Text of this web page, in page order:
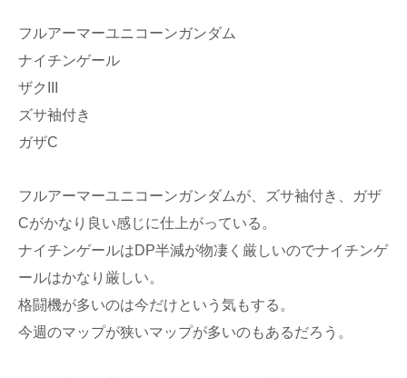
フルアーマーユニコーンガンダム
ナイチンゲール
ザクIII
ズサ袖付き
ガザC
フルアーマーユニコーンガンダムが、ズサ袖付き、ガザ
Cがかなり良い感じに仕上がっている。
ナイチンゲールはDP半減が物凄く厳しいのでナイチンゲ
ールはかなり厳しい。
格闘機が多いのは今だけという気もする。
今週のマップが狭いマップが多いのもあるだろう。